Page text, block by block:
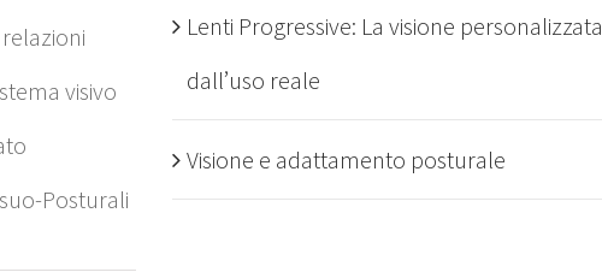
visivo
Posturali
Lenti Progressive: La visione personalizzata
dall’uso reale
Visione e adattamento posturale